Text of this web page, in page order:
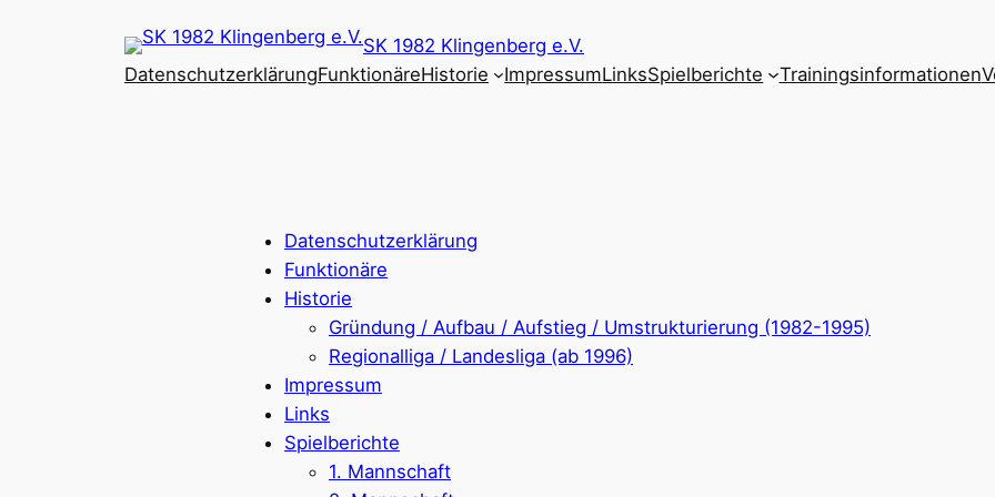
SK 1982 Klingenberg e.V.
DatenschutzerklärungFunktionäreHistorie ImpressumLinksSpielberichte Trainingsinformationen
Datenschutzerklärung
Funktionäre
Historie
Gründung / Aufbau / Aufstieg / Umstrukturierung (1982-1995)
Regionalliga / Landesliga (ab 1996)
Impressum
Links
Spielberichte
1. Mannschaft